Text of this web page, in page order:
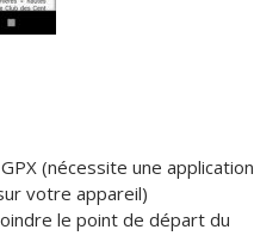
(nécessite une application
votre appareil)
le point de départ du